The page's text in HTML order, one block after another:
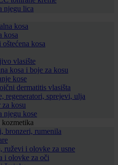
njegu lica
kosa
kosa
oštećena kosa
vlasište
kosa i boje za kosu
kose
dermatitis vlasišta
regeneratori, sprejevi, ulja
za kosu
njegu kose
bronzeri, rumenila
ruževi i olovke za usne
i olovke za oči